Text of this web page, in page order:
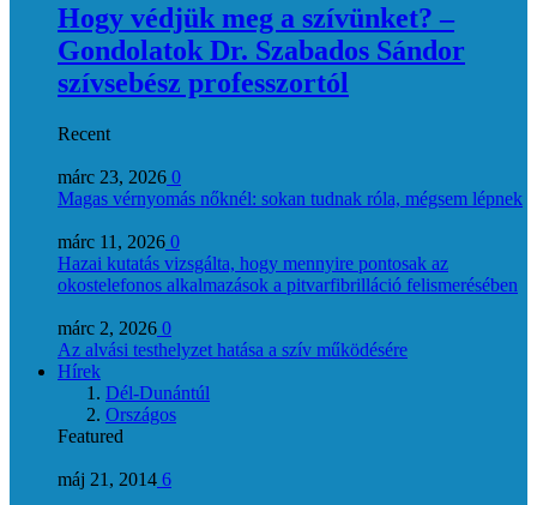
Hogy védjük meg a szívünket? –
Gondolatok Dr. Szabados Sándor
szívsebész professzortól
Recent
márc 23, 2026 0
Magas vérnyomás nőknél: sokan tudnak róla, mégsem lépnek
márc 11, 2026 0
Hazai kutatás vizsgálta, hogy mennyire pontosak az
okostelefonos alkalmazások a pitvarfibrilláció felismerésében
márc 2, 2026 0
Az alvási testhelyzet hatása a szív működésére
Hírek
Dél-Dunántúl
Országos
Featured
máj 21, 2014 6